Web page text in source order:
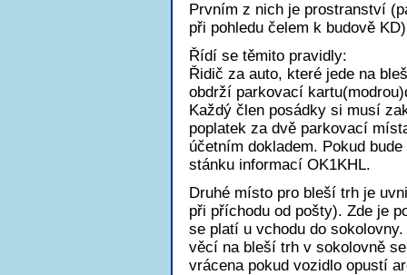
Prvním z nich je prostranství
při pohledu čelem k budově
Řídí se těmito pravidly:
Řidič za auto, které jede na
obdrží parkovací
Každý člen posádky si musí
poplatek za dvě parkovací
účetním dokladem. Pokud
stánku informací OK1KHL.
Druhé místo pro bleší trh je
při příchodu od pošty). Zde je
se platí u vchodu do
věcí na bleší trh v sokolovně
vrácena pokud vozidlo opustí